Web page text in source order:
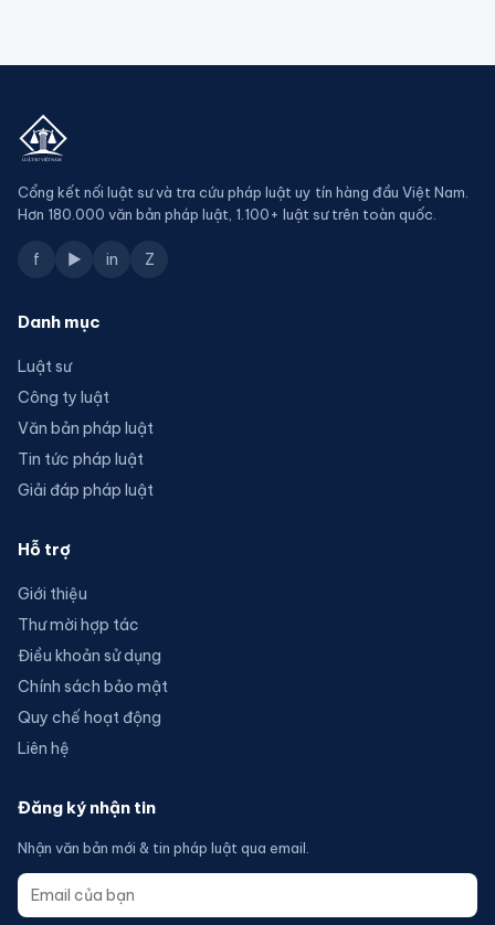
Cổng kết nối luật sư và tra cứu pháp luật uy tín hàng đầu Việt Nam.
Hơn 180.000 văn bản pháp luật, 1.100+ luật sư trên toàn quốc.
f ▶ in Z
Danh mục
Luật sư
Công ty luật
Văn bản pháp luật
Tin tức pháp luật
Giải đáp pháp luật
Hỗ trợ
Giới thiệu
Thư mời hợp tác
Điều khoản sử dụng
Chính sách bảo mật
Quy chế hoạt động
Liên hệ
Đăng ký nhận tin
Nhận văn bản mới & tin pháp luật qua email.